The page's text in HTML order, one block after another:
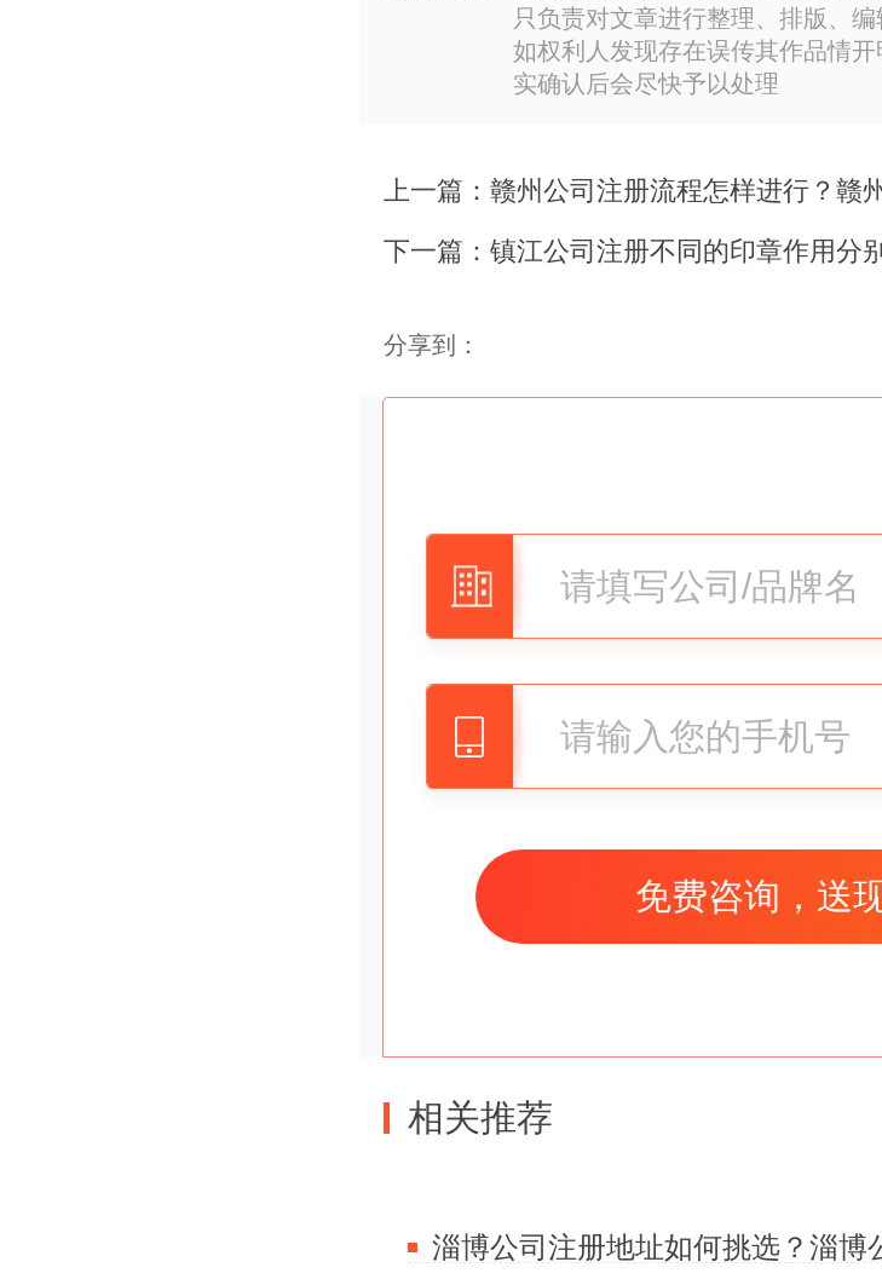
注册以前沒有搞好充裕的提
关的问题沒有掌握，磨刀不
事，在公司注册以前必须要
知识。
针对公司名称来讲，并不会
求或是反复。人们在开展企
寻一下下您公司名字是不是
关不会太难。或许，假如您
够资询一下下网上客服工作人
份验证了一个半月，但還是
于要是有技术专业具体指导
只负责对文章进行整理、排版、
如权利人发现存在误传其作品情
实确认后会尽快予以处理
上一篇：
下一篇：
分享到：
相关推荐